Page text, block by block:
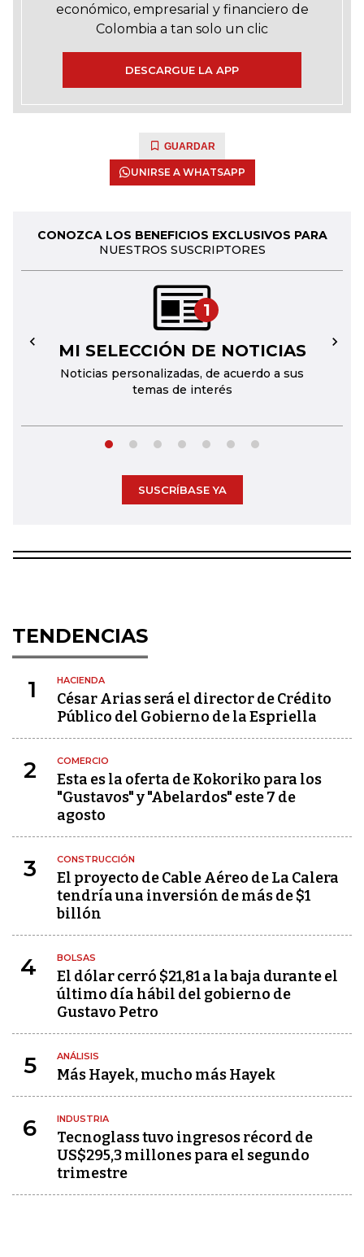
económico, empresarial y financiero de
Colombia a tan solo un clic
DESCARGUE LA APP
GUARDAR
UNIRSE A WHATSAPP
CONOZCA LOS BENEFICIOS EXCLUSIVOS PARA
NUESTROS SUSCRIPTORES
1
MI SELECCIÓN DE NOTICIAS
Noticias personalizadas, de acuerdo a sus
temas de interés
← →
SUSCRÍBASE YA
TENDENCIAS
1 HACIENDA
César Arias será el director de Crédito
Público del Gobierno de la Espriella
2 COMERCIO
Esta es la oferta de Kokoriko para los
"Gustavos" y "Abelardos" este 7 de
agosto
3 CONSTRUCCIÓN
El proyecto de Cable Aéreo de La Calera
tendría una inversión de más de $1
billón
4 BOLSAS
El dólar cerró $21,81 a la baja durante el
último día hábil del gobierno de
Gustavo Petro
5 ANÁLISIS
Más Hayek, mucho más Hayek
6 INDUSTRIA
Tecnoglass tuvo ingresos récord de
US$295,3 millones para el segundo
trimestre